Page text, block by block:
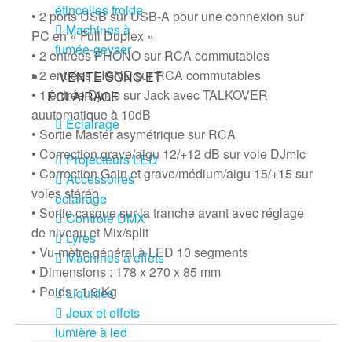
étincelles froide
Machines à
fumée-geyser
VENTE SONO ET
ÉCLAIRAGE
Éclairage
Projecteurs LED
Accessoires
éclairage
Contrôle DMX
Lyres
Machines à effets
Liquides
Jeux et effets
lumière à led
• 2 ports USB sur USB-A pour une connexion sur
PC en « Full Duplex »
• 2 entrées PHONO sur RCA commutables
• 2 entrées LIGNE sur RCA commutables
• 1 entrée Djmic sur Jack avec TALKOVER
auutomatique à 10dB
• Sortie Master asymétrique sur RCA
• Correction grave/aigu 12/+12 dB sur voie DJmic
• Correction Gain et grave/médium/aigu 15/+15 sur
voies stéréo
• Sortie casque sur la tranche avant avec réglage
de niveau et Mix/split
• Vu-mètre général à LED 10 segments
• Dimensions : 178 x 270 x 85 mm
• Poids : 1.9 Kg